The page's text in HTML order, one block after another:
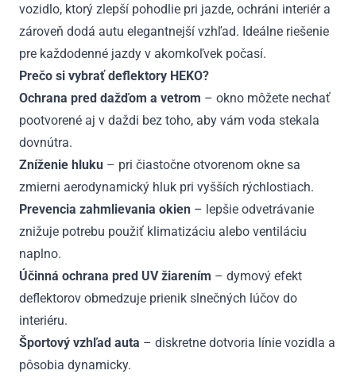
vozidlo, ktorý zlepší pohodlie pri jazde, ochráni interiér a
zároveň dodá autu elegantnejší vzhľad. Ideálne riešenie
pre každodenné jazdy v akomkoľvek počasí.
Prečo si vybrať deflektory HEKO?
Ochrana pred dažďom a vetrom – okno môžete nechať
pootvorené aj v daždi bez toho, aby vám voda stekala
dovnútra.
Zníženie hluku – pri čiastočne otvorenom okne sa
zmierni aerodynamický hluk pri vyšších rýchlostiach.
Prevencia zahmlievania okien – lepšie odvetrávanie
znižuje potrebu použiť klimatizáciu alebo ventiláciu
naplno.
Účinná ochrana pred UV žiarením – dymový efekt
deflektorov obmedzuje prienik slnečných lúčov do
interiéru.
Športový vzhľad auta – diskretne dotvoria línie vozidla a
pôsobia dynamicky.